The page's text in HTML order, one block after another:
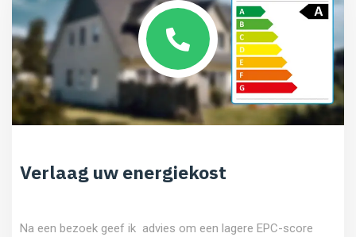
Verlaag uw energiekost
Na een bezoek geef ik advies om een lagere EPC-score